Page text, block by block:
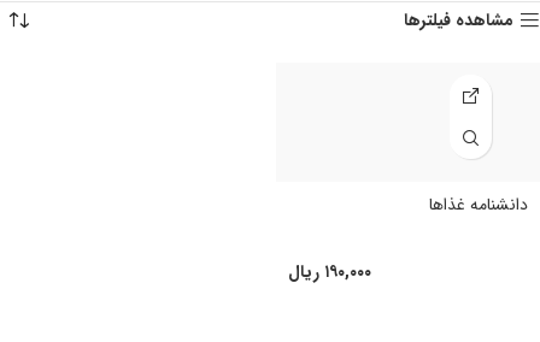
مشاهده فیلترها
دانشنامه غذاها
۱۹۰,۰۰۰ ریال